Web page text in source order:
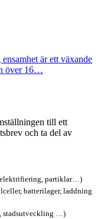
är ett växande
över 16…
till ett
och ta del av
partiklar…)
batterilager, laddning
stadsutveckling …)